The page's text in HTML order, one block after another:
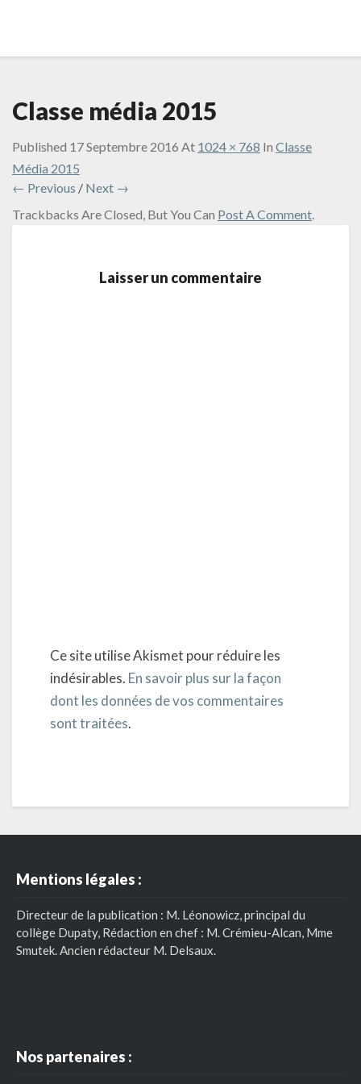
Classe média 2015
Published 17 Septembre 2016 At 1024 × 768 In Classe
Média 2015
← Previous / Next →
Trackbacks Are Closed, But You Can Post A Comment.
Laisser un commentaire
Ce site utilise Akismet pour réduire les
indésirables. En savoir plus sur la façon
dont les données de vos commentaires
sont traitées.
Mentions légales :
Directeur de la publication : M. Léonowicz, principal du
collège Dupaty, Rédaction en chef : M. Crémieu-Alcan, Mme
Smutek. Ancien rédacteur M. Delsaux.
Nos partenaires :